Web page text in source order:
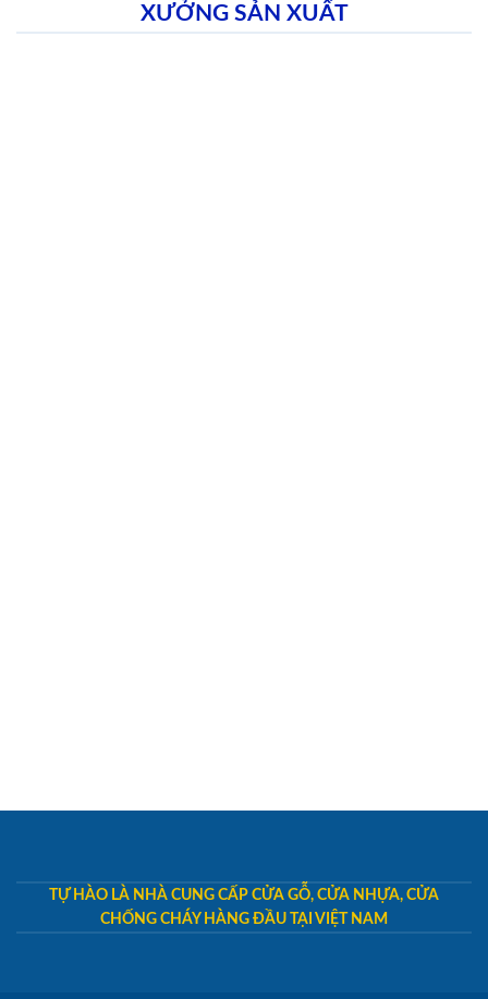
XƯỞNG SẢN XUẤT
TỰ HÀO LÀ NHÀ CUNG CẤP CỬA GỖ, CỬA NHỰA, CỬA
CHỐNG CHÁY HÀNG ĐẦU TẠI VIỆT NAM